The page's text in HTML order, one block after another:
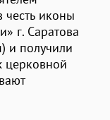
честь иконы
г. Саратова
и получили
церковной